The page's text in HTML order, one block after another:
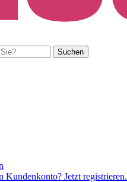
Suchen
Kundenkonto? Jetzt registrieren.